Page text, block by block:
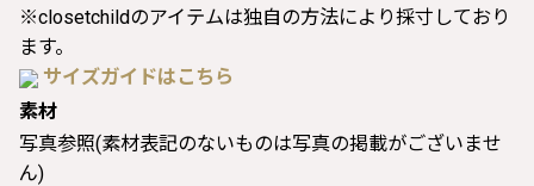
※closetchildのアイテムは独自の方法により採寸しており
ます。
サイズガイドはこちら
素材
写真参照(素材表記のないものは写真の掲載がございませ
ん)